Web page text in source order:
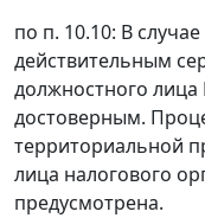
по п. 10.10: В
действительным
должностного
достоверным.
территориальной
лица налогового
предусмотрена.